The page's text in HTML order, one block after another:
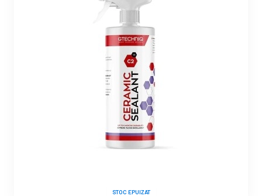
STOC EPUIZAT